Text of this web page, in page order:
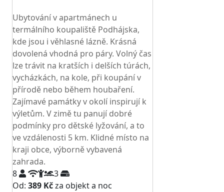
Ubytování v apartmánech u
termálního koupaliště Podhájska,
kde jsou i věhlasné lázně. Krásná
dovolená vhodná pro páry. Volný čas
lze trávit na kratších i delších túrách,
vycházkách, na kole, při koupání v
přírodě nebo během houbaření.
Zajímavé památky v okolí inspirují k
výletům. V zimě tu panují dobré
podmínky pro dětské lyžování, a to
ve vzdálenosti 5 km. Klidné místo na
kraji obce, výborně vybavená
zahrada.
8
3
Od: 389 Kčza objekt a noc